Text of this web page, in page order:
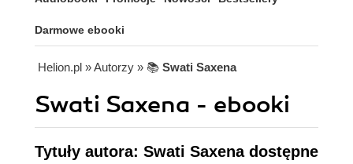
Darmowe ebooki
Helion.pl » Autorzy » 📚 Swati Saxena
Swati Saxena - ebooki
Tytuły autora: Swati Saxena dostępne